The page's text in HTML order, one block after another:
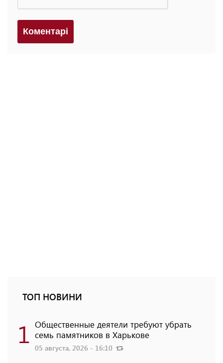
Коментарi
ТОП НОВИНИ
1 Общественные деятели требуют убрать
семь памятников в Харькове
05 августа, 2026 - 16:10